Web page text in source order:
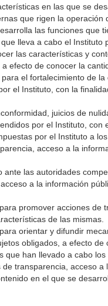
en las que se
que rigen la
las funciones que
lleva a cabo el
las características y
efecto de conocer la
el fortalecimiento de
el Instituto, con la
juicios de
por el Instituto,
por el Instituto a
acceso a la
las autoridades
a la información
promover acciones
de las mismas.
orientar y difundir
obligados, a efecto
que han llevado a cabo
transparencia, acceso
en el que se